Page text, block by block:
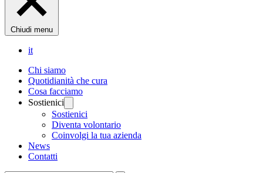
Chiudi menu
it
Chi siamo
Quotidianità che cura
Cosa facciamo
Sostienici
Sostienici
Diventa volontario
Coinvolgi la tua azienda
News
Contatti